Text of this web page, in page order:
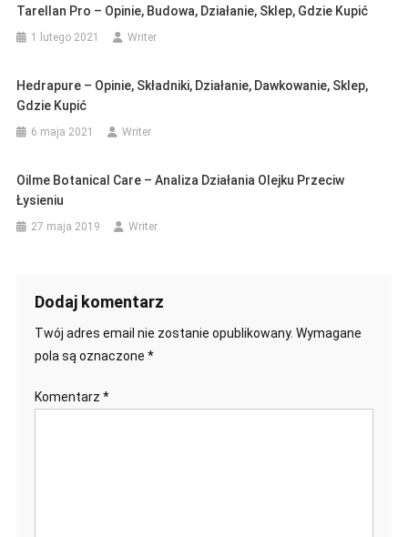
Tarellan Pro – Opinie, Budowa, Działanie, Sklep, Gdzie Kupić
1 lutego 2021 Writer
Hedrapure – Opinie, Składniki, Działanie, Dawkowanie, Sklep,
Gdzie Kupić
6 maja 2021 Writer
Oilme Botanical Care – Analiza Działania Olejku Przeciw
Łysieniu
27 maja 2019 Writer
Dodaj komentarz
Twój adres email nie zostanie opublikowany. Wymagane
pola są oznaczone *
Komentarz *